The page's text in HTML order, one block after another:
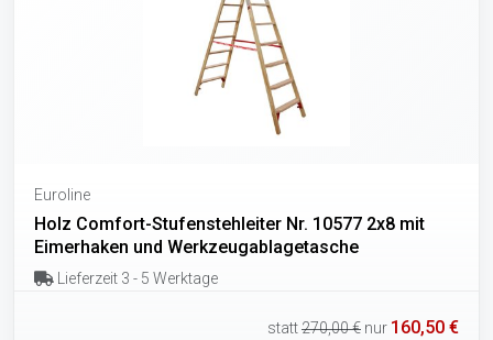
Euroline
Holz Comfort-Stufenstehleiter Nr. 10577 2x8 mit
Eimerhaken und Werkzeugablagetasche
Lieferzeit 3 - 5 Werktage
statt270,00 € nur 160,50 €